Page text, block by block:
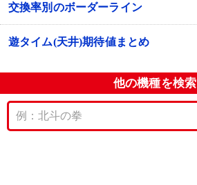
交換率別のボーダーライン
遊タイム(天井)期待値まとめ
他の機種を検索